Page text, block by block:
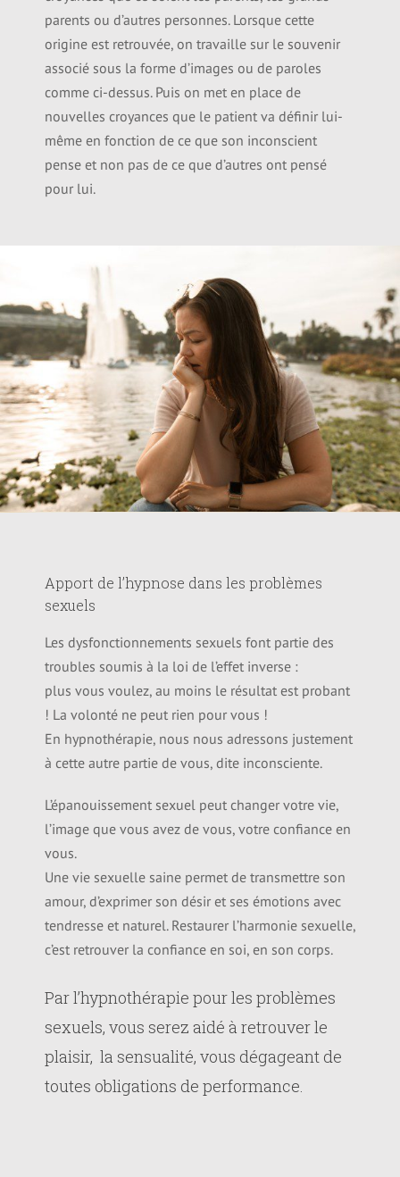
parents ou d’autres personnes. Lorsque cette
origine est retrouvée, on travaille sur le souvenir
associé sous la forme d’images ou de paroles
comme ci-dessus. Puis on met en place de
nouvelles croyances que le patient va définir lui-
même en fonction de ce que son inconscient
pense et non pas de ce que d’autres ont pensé
pour lui.
Apport de l’hypnose dans les problèmes
sexuels
Les dysfonctionnements sexuels font partie des
troubles soumis à la loi de l’effet inverse :
plus vous voulez, au moins le résultat est probant
! La volonté ne peut rien pour vous !
En hypnothérapie, nous nous adressons justement
à cette autre partie de vous, dite inconsciente.
L’épanouissement sexuel peut changer votre vie,
l’image que vous avez de vous, votre confiance en
vous.
Une vie sexuelle saine permet de transmettre son
amour, d’exprimer son désir et ses émotions avec
tendresse et naturel. Restaurer l’harmonie sexuelle,
c’est retrouver la confiance en soi, en son corps.
Par l’hypnothérapie pour les problèmes
sexuels, vous serez aidé à retrouver le
plaisir, la sensualité, vous dégageant de
toutes obligations de performance.